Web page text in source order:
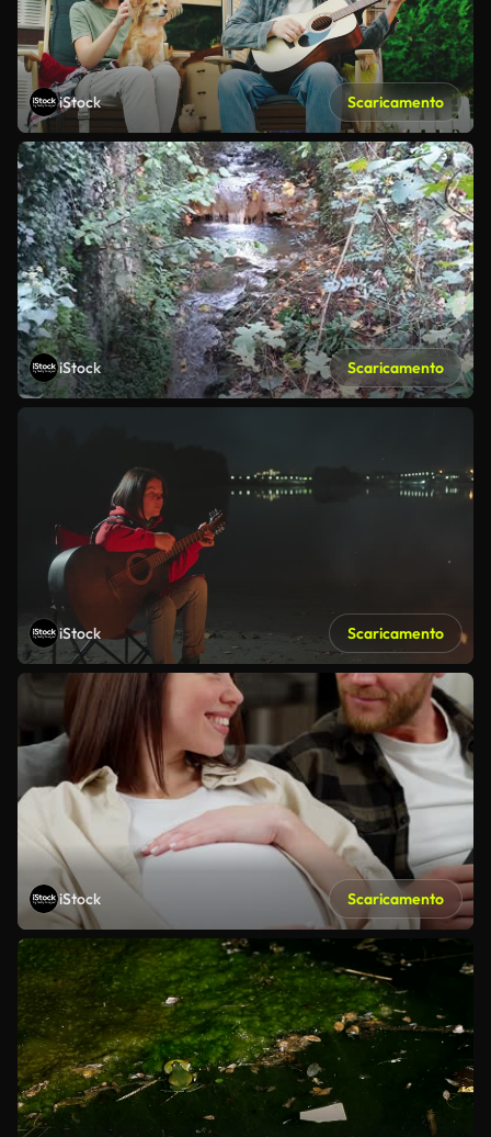
iStock Scaricamento
iStock Scaricamento
iStock Scaricamento
iStock Scaricamento